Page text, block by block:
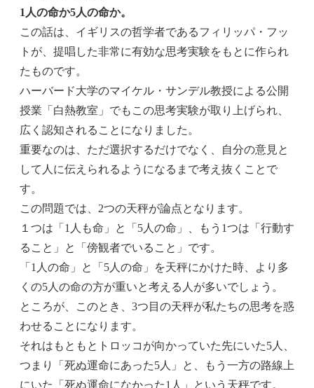
1人の命か5人の命か。
この話は、イギリスの哲学者であるフィリッパ・フッ
トが、提唱した非常に有効な思考実験をもとに作られ
たものです。
ハーバード大学のマイケル・サンデル教授による公開
授業「白熱教室」でもこの思考実験が取り上げられ、
広く認知されることになりました。
重要なのは、ただ選択するだけでなく、自分の意見と
して人に伝えられるようになるまで考え抜くことで
す。
この問題では、2つの天秤が論点となります。
１つは「1人も命」と「5人の命」、もう1つは「行動す
ること」と「傍観者でいること」です。
「1人の命」と「5人の命」を天秤にかけた時、より多
くの5人の命の方が重いと考える人が多いでしょう。
ところが、このとき、3つ目の天秤が私たちの思考を惑
わせることになります。
それはもともとトロッコが向かっていた先にいた5人、
つまり「死ぬ運命にあった5人」と、もう一方の路線上
にいた「死ぬ運命になかった1人」という天秤です。